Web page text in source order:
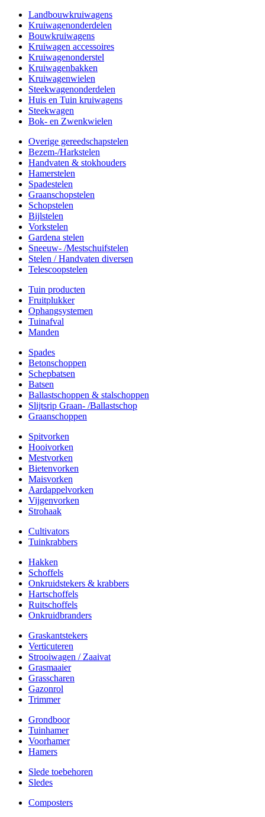
Landbouwkruiwagens
Kruiwagenonderdelen
Bouwkruiwagens
Kruiwagen accessoires
Kruiwagenonderstel
Kruiwagenbakken
Kruiwagenwielen
Steekwagenonderdelen
Huis en Tuin kruiwagens
Steekwagen
Bok- en Zwenkwielen
Overige gereedschapstelen
Bezem-/Harkstelen
Handvaten & stokhouders
Hamerstelen
Spadestelen
Graanschopstelen
Schopstelen
Bijlstelen
Vorkstelen
Gardena stelen
Sneeuw- /Mestschuifstelen
Stelen / Handvaten diversen
Telescoopstelen
Tuin producten
Fruitplukker
Ophangsystemen
Tuinafval
Manden
Spades
Betonschoppen
Schepbatsen
Batsen
Ballastschoppen & stalschoppen
Slijtsrip Graan- /Ballastschop
Graanschoppen
Spitvorken
Hooivorken
Mestvorken
Bietenvorken
Maisvorken
Aardappelvorken
Vijgenvorken
Strohaak
Cultivators
Tuinkrabbers
Hakken
Schoffels
Onkruidstekers & krabbers
Hartschoffels
Ruitschoffels
Onkruidbranders
Graskantstekers
Verticuteren
Strooiwagen / Zaaivat
Grasmaaier
Grasscharen
Gazonrol
Trimmer
Grondboor
Tuinhamer
Voorhamer
Hamers
Slede toebehoren
Sledes
Composters